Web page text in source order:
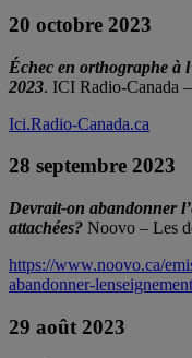
20 octobre 2023
Échec en orthographe à
2023. ICI Radio-Canada
Ici.Radio-Canada.ca
28 septembre 2023
Devrait-on abandonner
attachées? Noovo – Les
https://www.noovo.ca/
abandonner-
29 août 2023